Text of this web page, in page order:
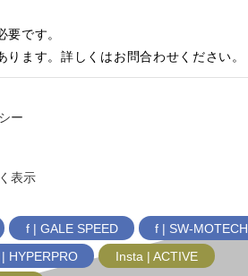
です。
ます。詳しくはお問合わせください。
ー
表示
f | GALE SPEED
f | SW-MOTECH
HYPERPRO
Insta | ACTIVE